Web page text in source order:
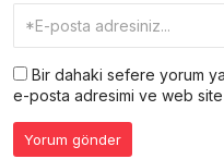
Bir dahaki sefere yorum
e-posta adresimi ve web site